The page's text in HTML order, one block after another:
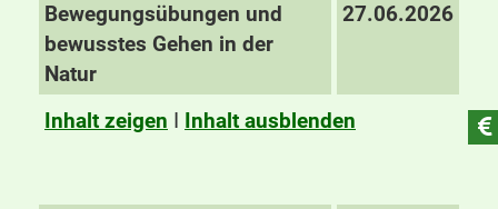
Bewegungsübungen und
bewusstes Gehen in der
Natur
27.06.2026
Inhalt zeigen I Inhalt ausblenden